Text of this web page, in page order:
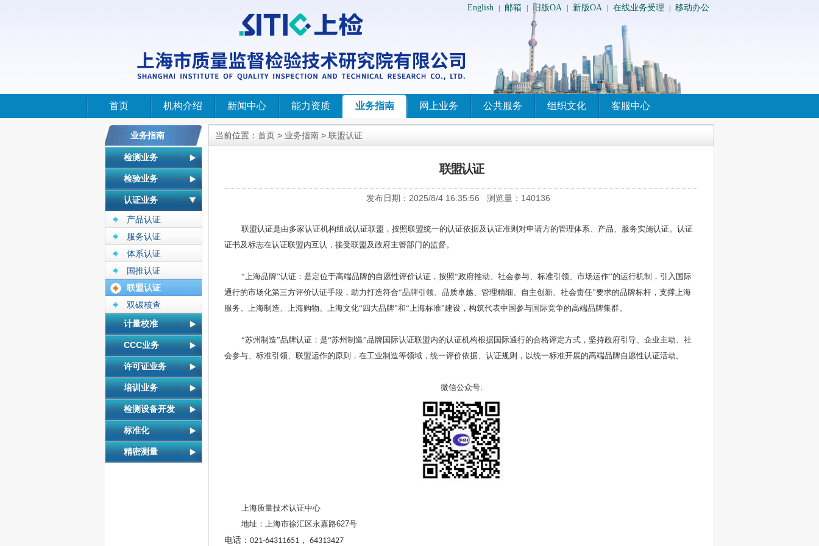
English 邮箱 旧版OA 新版OA 在线业务受理 移动办公
首页 机构介绍 新闻中心 能力资质 业务指南 网上业务 公共服务 组织文化 客服中心
业务指南
检测业务
检验业务
认证业务
产品认证
服务认证
体系认证
国推认证
联盟认证
双碳核查
计量校准
CCC业务
许可证业务
培训业务
检测设备开发
标准化
精密测量
当前位置： 首页 > 业务指南 > 联盟认证
联盟认证
发布日期： 2025/8/4 16:35:56 浏览量： 140136
联盟认证是由多家认证机构组成认证联盟，按照联盟统一的认证依据及认证准则对申请方的管理体系、产品、服务实施认证。认证
证书及标志在认证联盟内互认，接受联盟及政府主管部门的监督。
“上海品牌”认证：是定位于高端品牌的自愿性评价认证，按照“政府推动、社会参与、标准引领、市场运作”的运行机制，引入国际
通行的市场化第三方评价认证手段，助力打造符合“品牌引领、品质卓越、管理精细、自主创新、社会责任”要求的品牌标杆，支撑上海
服务、上海制造、上海购物、上海文化“四大品牌”和“上海标准”建设，构筑代表中国参与国际竞争的高端品牌集群。
“苏州制造”品牌认证：是“苏州制造”品牌国际认证联盟内的认证机构根据国际通行的合格评定方式，坚持政府引导、企业主动、社
会参与、标准引领、联盟运作的原则，在工业制造等领域，统一评价依据、认证规则，以统一标准开展的高端品牌自愿性认证活动。
微信公众号:
上海质量技术认证中心
地址：上海市徐汇区永嘉路627号
电话： 021-64311651 ， 64313427